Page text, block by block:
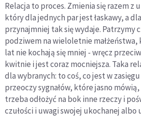
Relacja to proces. Zmienia się razem z
który dla jednych par jest łaskawy, a
przynajmniej tak się wydaje. Patrzymy
podziwem na wieloletnie małżeństwa,
lat nie kochają się mniej - wręcz
kwitnie i jest coraz mocniejsza. Taka
dla wybranych: to coś, co jest w
przeoczy sygnałów, które jasno mówią,
trzeba odłożyć na bok inne rzeczy i
czułości i uwagi swojej ukochanej albo